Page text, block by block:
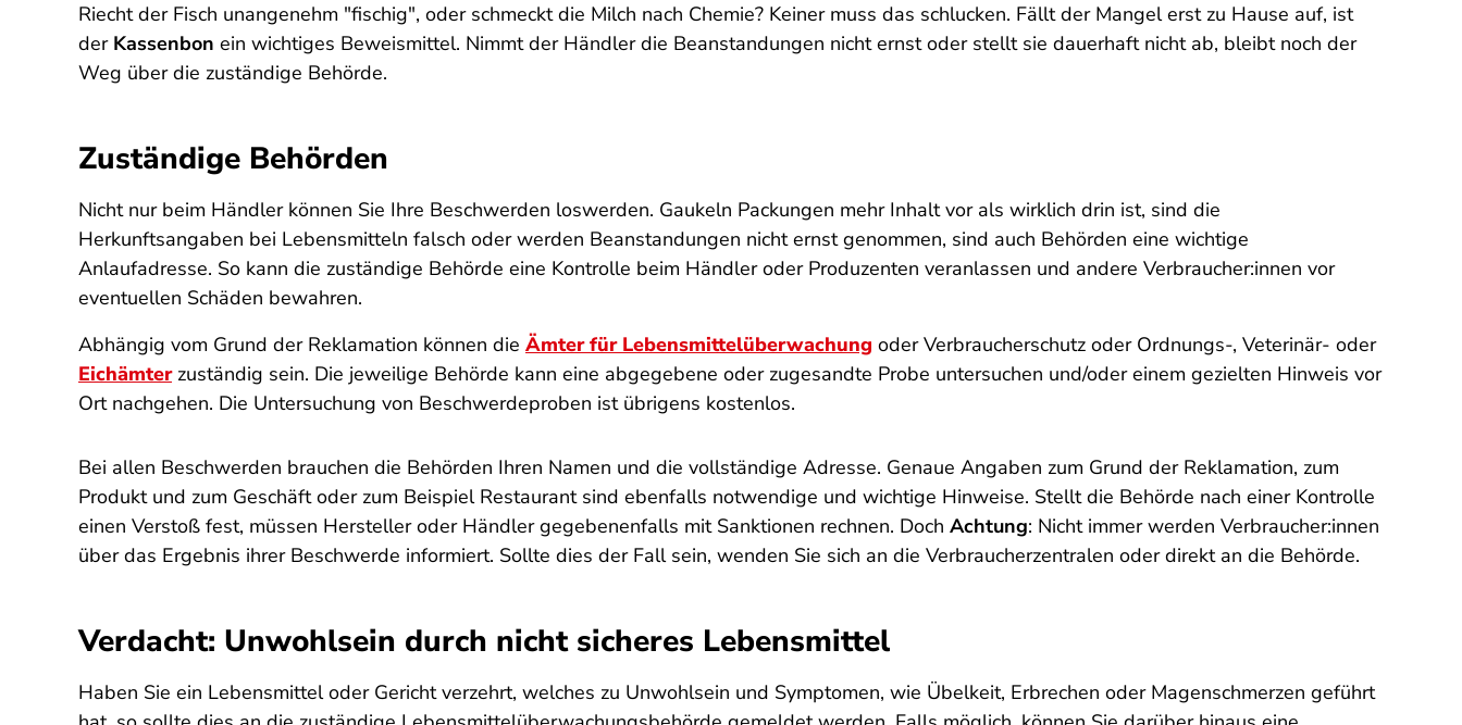
Riecht der Fisch unangenehm "fischig", oder schmeckt die Milch nach Chemie? Keiner muss das schlucken. Fällt der Mangel erst zu Hause auf, ist
der Kassenbon ein wichtiges Beweismittel. Nimmt der Händler die Beanstandungen nicht ernst oder stellt sie dauerhaft nicht ab, bleibt noch der
Weg über die zuständige Behörde.
Zuständige Behörden
Nicht nur beim Händler können Sie Ihre Beschwerden loswerden. Gaukeln Packungen mehr Inhalt vor als wirklich drin ist, sind die
Herkunftsangaben bei Lebensmitteln falsch oder werden Beanstandungen nicht ernst genommen, sind auch Behörden eine wichtige
Anlaufadresse. So kann die zuständige Behörde eine Kontrolle beim Händler oder Produzenten veranlassen und andere Verbraucher:innen vor
eventuellen Schäden bewahren.
Abhängig vom Grund der Reklamation können die Ämter für Lebensmittelüberwachung oder Verbraucherschutz oder Ordnungs-, Veterinär- oder
Eichämterzuständig sein. Die jeweilige Behörde kann eine abgegebene oder zugesandte Probe untersuchen und/oder einem gezielten Hinweis vor
Ort nachgehen. Die Untersuchung von Beschwerdeproben ist übrigens kostenlos.
Bei allen Beschwerden brauchen die Behörden Ihren Namen und die vollständige Adresse. Genaue Angaben zum Grund der Reklamation, zum
Produkt und zum Geschäft oder zum Beispiel Restaurant sind ebenfalls notwendige und wichtige Hinweise. Stellt die Behörde nach einer Kontrolle
einen Verstoß fest, müssen Hersteller oder Händler gegebenenfalls mit Sanktionen rechnen. Doch Achtung: Nicht immer werden Verbraucher:innen
über das Ergebnis ihrer Beschwerde informiert. Sollte dies der Fall sein, wenden Sie sich an die Verbraucherzentralen oder direkt an die Behörde.
Verdacht: Unwohlsein durch nicht sicheres Lebensmittel
Haben Sie ein Lebensmittel oder Gericht verzehrt, welches zu Unwohlsein und Symptomen, wie Übelkeit, Erbrechen oder Magenschmerzen geführt